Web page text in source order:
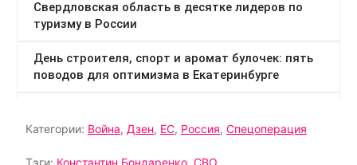
Категории: Война, Дзен, ЕС, Россия, Спецоперация
Тэги: Константин Бондаренко СВО